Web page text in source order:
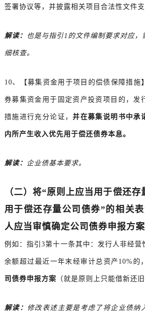
签署协议等，并披露相关项目合法性文件支
解读： 也是与指引1的文件编制要求对应
细核查。
10、【募集资金用于项目的偿债保障措施
券募集资金用于固定资产投资项目的，发
措施进行充分论证，并在募集说明书中承
内所产生收入优先用于偿还债券本息。
解读： 企业债基本要求。
（二）将“原则上应当用于偿还
用于偿还存量公司债券”的相关
人应当审慎确定公司债券申报方
例如：指引3第十一条其中：发行人非经营
余额超过最近一年末经审计总资产10%的，
司债券申报方案 （就是原则上只能借新还旧
解读： 修改表述主要是考虑了将企业债纳